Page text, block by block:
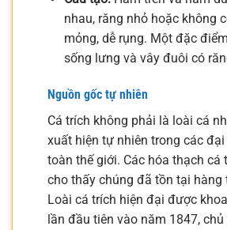
nhau, răng nhỏ hoặc không
mỏng, dễ rụng. Một đặc
sống lưng và vây đuôi có
Nguồn gốc tự nhiên
Cá trích không phải là loài cá
xuất hiện tự nhiên trong các
toàn thế giới. Các hóa thạch cá
cho thấy chúng đã tồn tại hàng
Loài cá trích hiện đại được
lần đầu tiên vào năm 1847,